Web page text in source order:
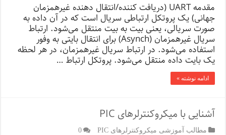
مقدمه UART (دریافت کننده/انتقال دهنده غیرهمزمان
جهانی) یک پروتکل ارتباطی سریال است که در آن داده به
صورت سریالی، یعنی بیت به بیت منتقل می‌شود. ارتباط
سریال غیرهمزمان (Asynch) برای انتقال بایتی به وفور
استفاده می‌شود. در ارتباط سریال غیرهمزمان، در هر لحظه
یک بایت داده منتقل می‌شود. پروتکل ارتباط …
ادامه نوشته »
آشنایی با میکروکنترلرهای PIC
مطالب آموزشی میکروکنترلرهای PIC 0